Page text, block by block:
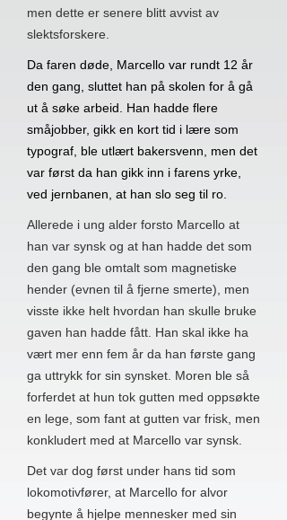
men dette er senere blitt avvist av
slektsforskere.
Da faren døde, Marcello var rundt 12 år
den gang, sluttet han på skolen for å gå
ut å søke arbeid. Han hadde flere
småjobber, gikk en kort tid i lære som
typograf, ble utlært bakersvenn, men det
var først da han gikk inn i farens yrke,
ved jernbanen, at han slo seg til ro.
Allerede i ung alder forsto Marcello at
han var synsk og at han hadde det som
den gang ble omtalt som magnetiske
hender (evnen til å fjerne smerte), men
visste ikke helt hvordan han skulle bruke
gaven han hadde fått. Han skal ikke ha
vært mer enn fem år da han første gang
ga uttrykk for sin synsket. Moren ble så
forferdet at hun tok gutten med oppsøkte
en lege, som fant at gutten var frisk, men
konkludert med at Marcello var synsk.
Det var dog først under hans tid som
lokomotivfører, at Marcello for alvor
begynte å hjelpe mennesker med sin